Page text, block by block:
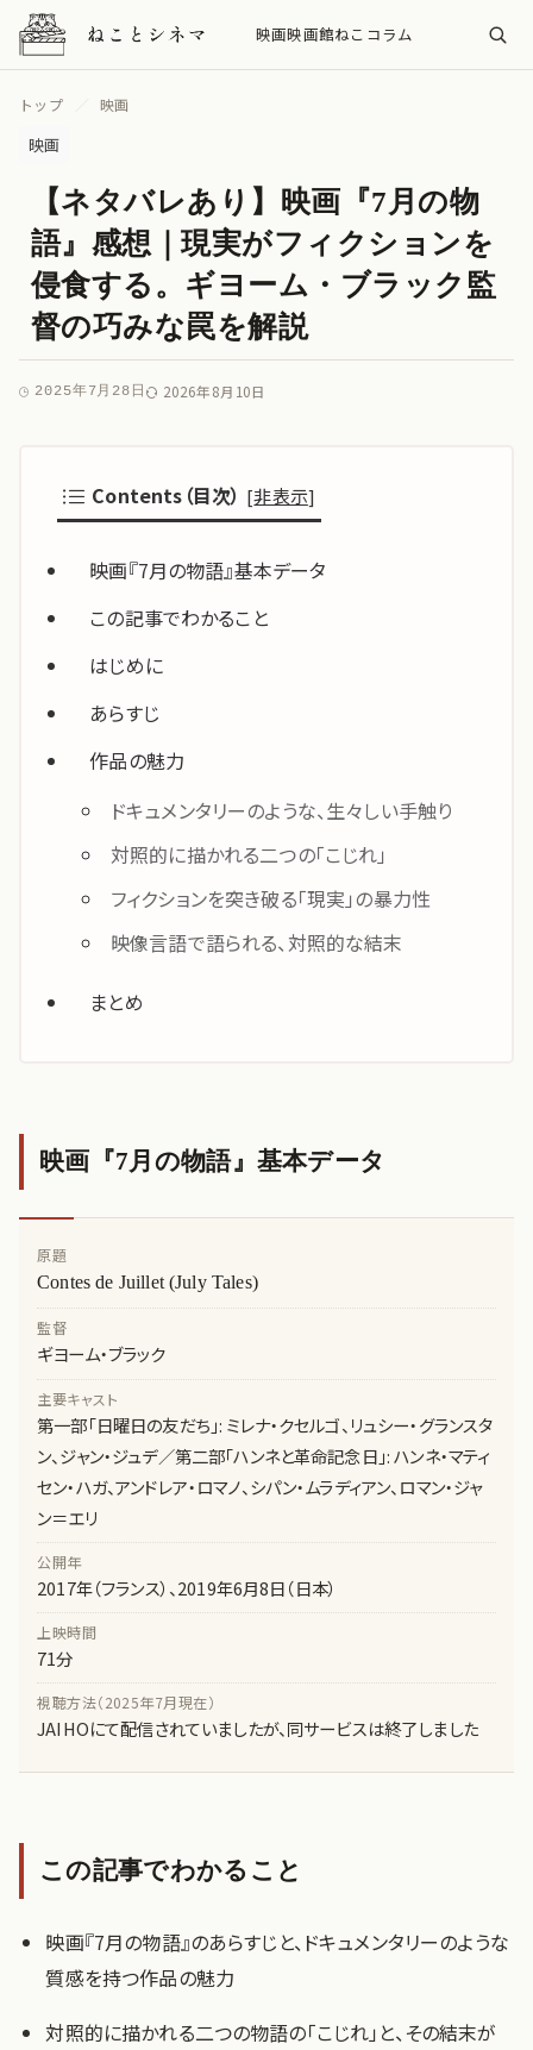
映画映画館ねこ コラム
トップ 映画
映画
【ネタバレあり】映画『7月の物
語』感想｜現実がフィクションを
侵食する。ギヨーム・ブラック監
督の巧みな罠を解説
2025年7月28日 2026年8月10日
Contents（目次） [非表示]
映画『7月の物語』基本データ
この記事でわかること
はじめに
あらすじ
作品の魅力
ドキュメンタリーのような、生々しい手触り
対照的に描かれる二つの「こじれ」
フィクションを突き破る「現実」の暴力性
映像言語で語られる、対照的な結末
まとめ
映画『7月の物語』基本データ
原題
Contes de Juillet (July Tales)
監督
ギヨーム・ブラック
主要キャスト
第一部「日曜日の友だち」: ミレナ・クセルゴ、リュシー・グランスタ
ン、ジャン・ジュデ／第二部「ハンネと革命記念日」: ハンネ・マティ
セン・ハガ、アンドレア・ロマノ、シパン・ムラディアン、ロマン・ジャ
ン＝エリ
公開年
2017年（フランス）、2019年6月8日（日本）
上映時間
71分
視聴方法（2025年7月現在）
JAIHOにて配信されていましたが、同サービスは終了しました
この記事でわかること
映画『7月の物語』のあらすじと、ドキュメンタリーのような
質感を持つ作品の魅力
対照的に描かれる二つの物語の「こじれ」と、その結末が